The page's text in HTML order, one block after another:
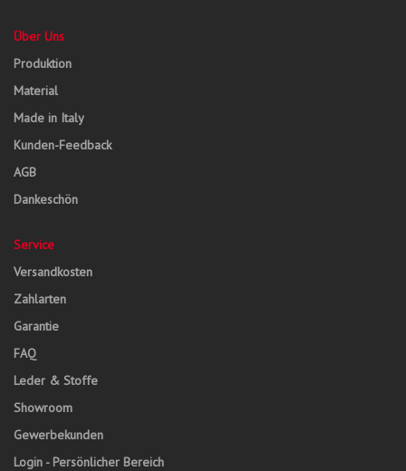
Über Uns
Produktion
Material
Made in Italy
Kunden-Feedback
AGB
Dankeschön
Service
Versandkosten
Zahlarten
Garantie
FAQ
Leder & Stoffe
Showroom
Gewerbekunden
Login - Persönlicher Bereich